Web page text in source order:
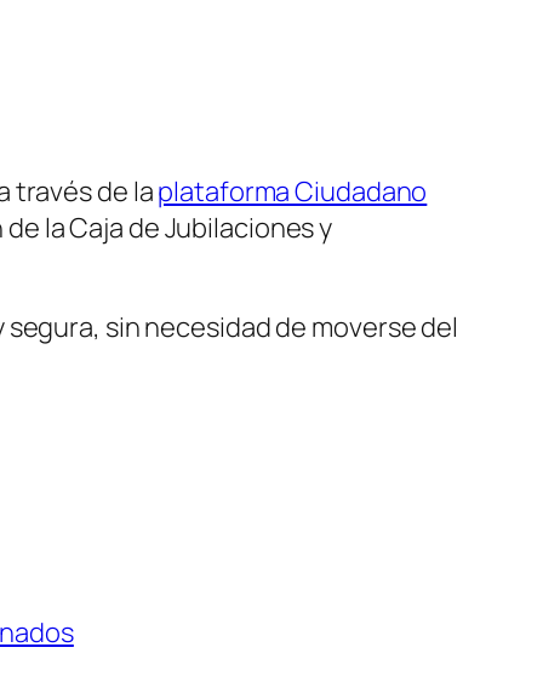
través de laplataforma Ciudadano
la Caja de Jubilaciones y
sin necesidad de moverse del